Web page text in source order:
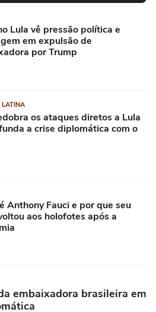
Lula vê pressão política e
em expulsão de
por Trump
LATINA
os ataques diretos a Lula
a crise diplomática com o
Anthony Fauci e por que seu
aos holofotes após a
embaixadora brasileira em